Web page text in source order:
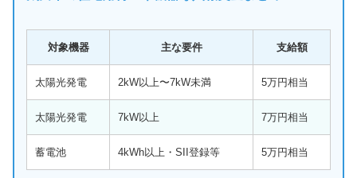
対象機器 主な要件 支給額
太陽光発電 2kW以上〜7kW未満 5万円相当
太陽光発電 7kW以上 7万円相当
蓄電池 4kWh以上・SII登録等 5万円相当